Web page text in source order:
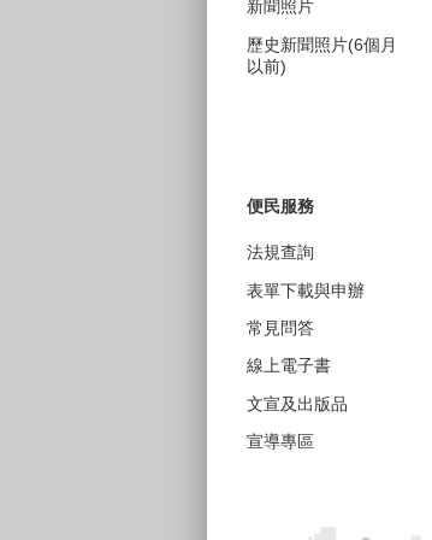
新聞照片
歷史新聞照片(6個月
以前)
便民服務
法規查詢
表單下載與申辦
常見問答
線上電子書
文宣及出版品
宣導專區